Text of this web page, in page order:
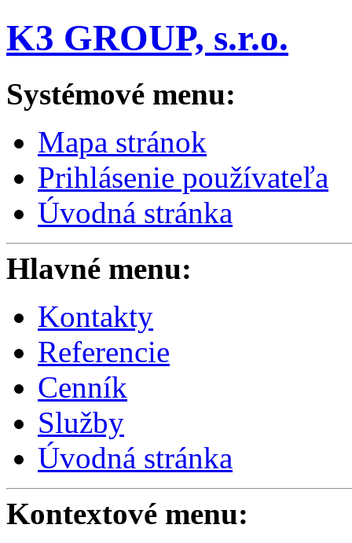
K3 GROUP, s.r.o.
Systémové menu:
Mapa stránok
Prihlásenie používateľa
Úvodná stránka
Hlavné menu:
Kontakty
Referencie
Cenník
Služby
Úvodná stránka
Kontextové menu: